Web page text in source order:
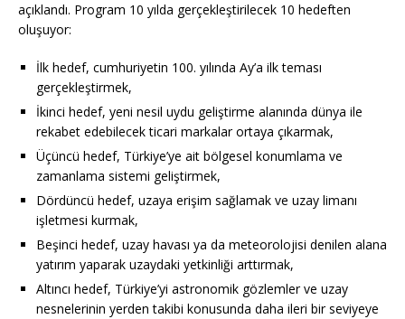
açıklandı. Program 10 yılda gerçekleştirilecek 10 hedeften
oluşuyor:
İlk hedef, cumhuriyetin 100. yılında Ay’a ilk teması
gerçekleştirmek,
İkinci hedef, yeni nesil uydu geliştirme alanında dünya ile
rekabet edebilecek ticari markalar ortaya çıkarmak,
Üçüncü hedef, Türkiye’ye ait bölgesel konumlama ve
zamanlama sistemi geliştirmek,
Dördüncü hedef, uzaya erişim sağlamak ve uzay limanı
işletmesi kurmak,
Beşinci hedef, uzay havası ya da meteorolojisi denilen alana
yatırım yaparak uzaydaki yetkinliği arttırmak,
Altıncı hedef, Türkiye’yi astronomik gözlemler ve uzay
nesnelerinin yerden takibi konusunda daha ileri bir seviyeye